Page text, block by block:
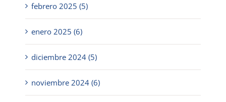
febrero 2025 (5)
enero 2025 (6)
diciembre 2024 (5)
noviembre 2024 (6)